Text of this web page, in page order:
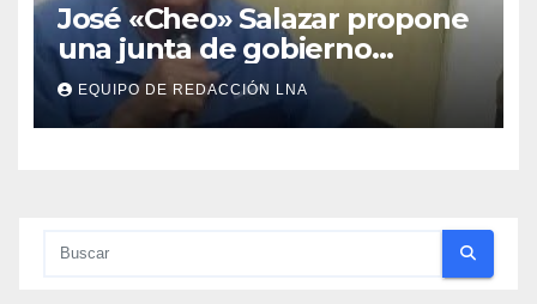
José «Cheo» Salazar propone
una junta de gobierno
transitoria ante la crisis de
representatividad en
Venezuela
EQUIPO DE REDACCIÓN LNA